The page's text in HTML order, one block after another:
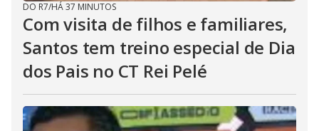
DO R7/HÁ 37 MINUTOS
Com visita de filhos e familiares,
Santos tem treino especial de Dia
dos Pais no CT Rei Pelé